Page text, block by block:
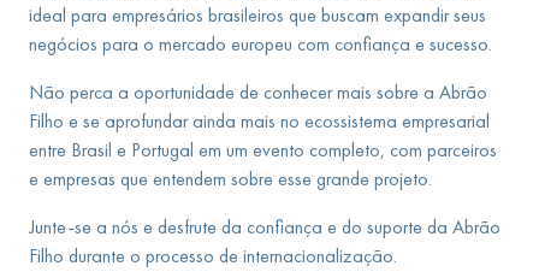
ideal para empresários brasileiros que buscam expandir seus
negócios para o mercado europeu com confiança e sucesso.
Não perca a oportunidade de conhecer mais sobre a Abrão
Filho e se aprofundar ainda mais no ecossistema empresarial
entre Brasil e Portugal em um evento completo, com parceiros
e empresas que entendem sobre esse grande projeto.
Junte-se a nós e desfrute da confiança e do suporte da Abrão
Filho durante o processo de internacionalização.